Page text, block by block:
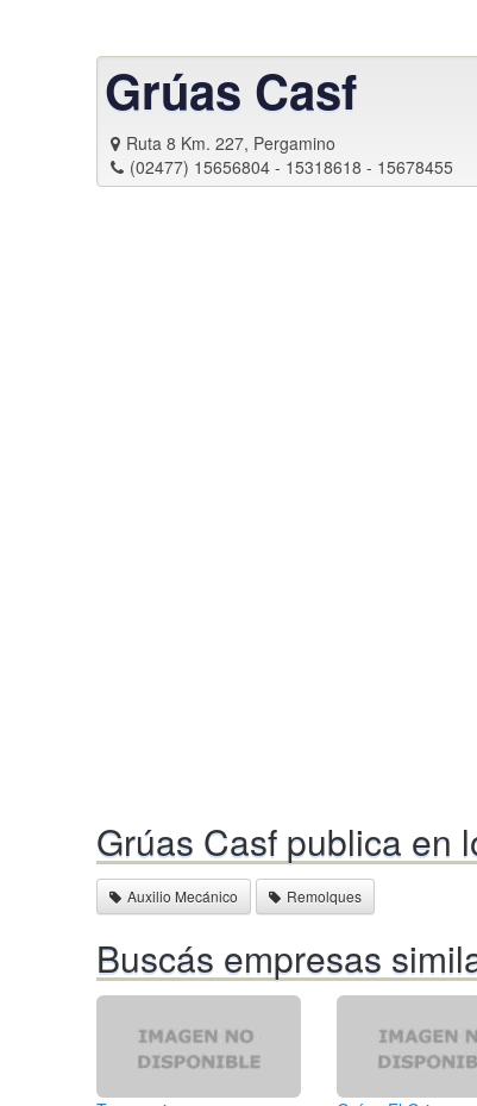
Grúas Casf
Ruta 8 Km. 227, Pergamino
(02477) 15656804 - 15318618 - 15678455
Grúas Casf publica en
Auxilio Mecánico Remolques
Buscás empresas